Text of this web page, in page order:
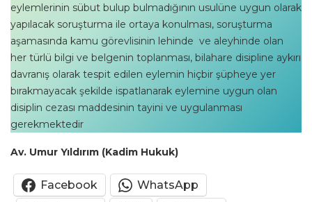
eylemlerinin sübut bulup bulmadığının usulüne uygun olarak
yapılacak soruşturma ile ortaya konulması, soruşturma
aşamasında kamu görevlisinin lehinde ve aleyhinde olan
her türlü bilgi ve belgenin toplanması, bilahare disipline aykırı
davranış olarak tespit edilen eylemin hiçbir şüpheye yer
bırakmayacak şekilde ispatlanarak eylemine uygun olan
disiplin cezası maddesinin tayini ve uygulanması
gerekmektedir
Av. Umur Yıldırım (Kadim Hukuk)
Facebook
WhatsApp